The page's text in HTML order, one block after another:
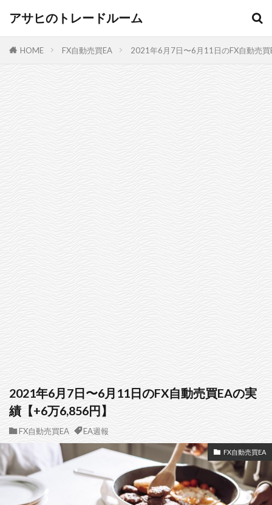
アサヒのトレードルーム
HOME FX自動売買EA 2021年6月7日〜6月11日のFX自動売
2021年6月7日〜6月11日のFX自動売買EAの実
績【+6万6,856円】
FX自動売買EA EA週報
FX自動売買EA